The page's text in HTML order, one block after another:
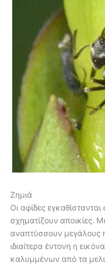
Ζημιά
Οι αφίδες
σχηματίζουν αποικίες.
αναπτύσσουν μεγάλους
ιδιαίτερα έντονη η
καλυμμένων από τα